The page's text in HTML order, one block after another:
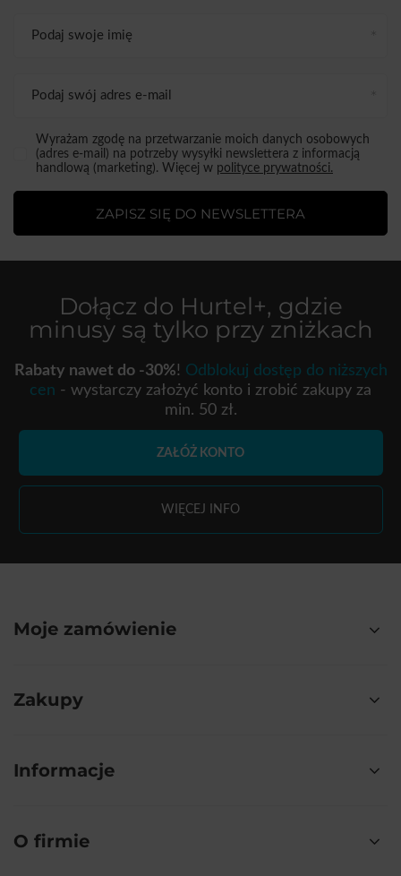
Podaj swoje imię
Podaj swój adres e-mail
Wyrażam zgodę na przetwarzanie moich danych osobowych
(adres e-mail) na potrzeby wysyłki newslettera z informacją
handlową (marketing). Więcej w polityce prywatności.
ZAPISZ SIĘ DO NEWSLETTERA
Dołącz do Hurtel+, gdzie
minusy są tylko przy zniżkach
Rabaty nawet do -30%! Odblokuj dostęp do niższych
cen - wystarczy założyć konto i zrobić zakupy za
min. 50 zł.
ZAŁÓŻ KONTO
WIĘCEJ INFO
Moje zamówienie
Zakupy
Informacje
O firmie